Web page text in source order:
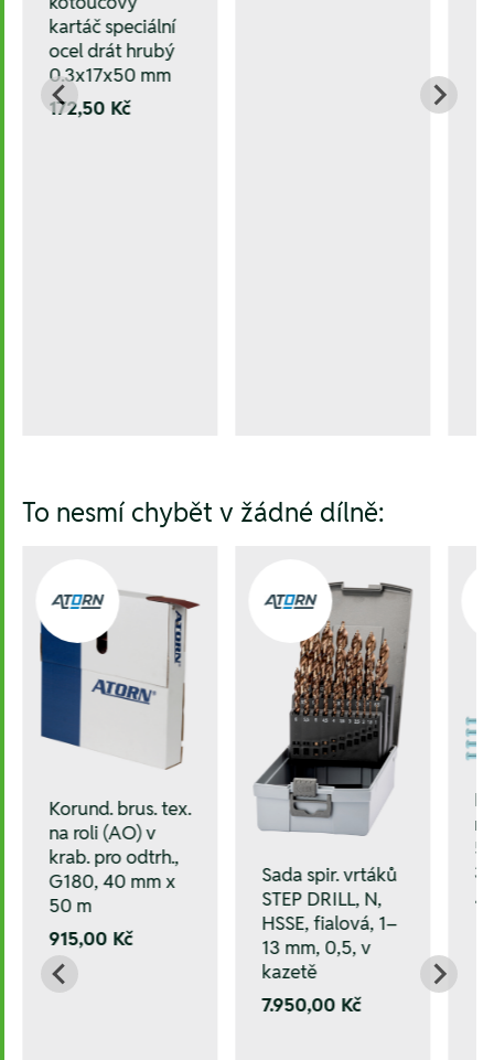
kartáč speciální
ocel drát hrubý
0.3x17x50 mm
172,50 Kč
To nesmí chybět v žádné dílně:
Korund. brus. tex.
na roli (AO) v
krab. pro odtrh.,
G180, 40 mm x
50 m
915,00 Kč
Sada spir. vrtáků
STEP DRILL, N,
HSSE, fialová, 1–
13 mm, 0,5, v
kazetě
7.950,00 Kč